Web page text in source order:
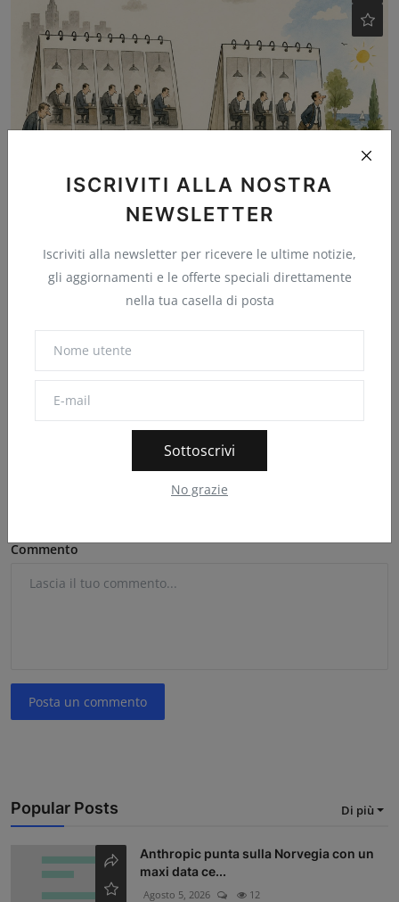
ISCRIVITI ALLA NOSTRA
NEWSLETTER
Iscriviti alla newsletter per ricevere le ultime notizie,
gli aggiornamenti e le offerte speciali direttamente
nella tua casella di posta
Sottoscrivi
No grazie
Settimana corta nel mondo: a che punto siamo davvero
Commento
Posta un commento
Popular Posts Di più
Anthropic punta sulla Norvegia con un
maxi data ce...
Agosto 5, 2026 12